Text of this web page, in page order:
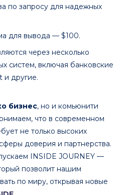
по запросу для надежных
для вывода — $100.
через несколько
систем, включая банковские
и другие.
бизнес, но и комьюнити
что в современном
не только высоких
доверия и партнерства.
INSIDE JOURNEY —
позволит нашим
по миру, открывая новые